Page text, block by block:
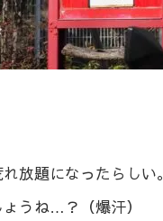
放題になったらしい。
うね…？（爆汗）